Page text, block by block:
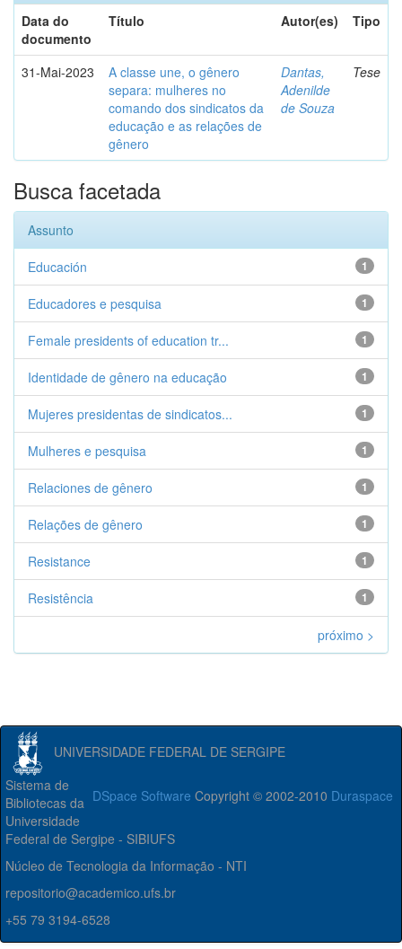
Data do
documento
Título Autor(es) Tipo
31-Mai-2023
A classe une, o gênero
separa: mulheres no
comando dos sindicatos da
educação e as relações de
gênero
Dantas,
Adenilde
de Souza
Tese
Busca facetada
Assunto
1
Educación
1
Educadores e pesquisa
1
Female presidents of education tr...
1
Identidade de gênero na educação
1
Mujeres presidentas de sindicatos...
1
Mulheres e pesquisa
1
Relaciones de gênero
1
Relações de gênero
1
Resistance
1
Resistência
próximo >
UNIVERSIDADE FEDERAL DE SERGIPE
DSpace Software Copyright © 2002-2010 Duraspace
Sistema de
Bibliotecas da
Universidade
Federal de Sergipe - SIBIUFS
Núcleo de Tecnologia da Informação - NTI
repositorio@academico.ufs.br
+55 79 3194-6528